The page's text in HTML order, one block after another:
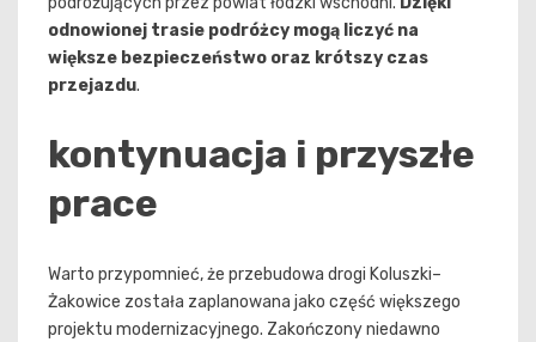
odnowionej trasie podróżcy mogą liczyć na
większe bezpieczeństwo oraz krótszy czas
przejazdu.
kontynuacja i przyszłe
prace
Warto przypomnieć, że przebudowa drogi Koluszki–
Żakowice została zaplanowana jako część większego
projektu modernizacyjnego. Zakończony niedawno